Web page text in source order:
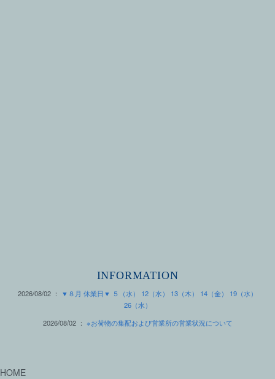
INFORMATION
2026/08/02 ：
▼８月 休業日▼ ５（水） 12（水） 13（木） 14（金） 19（水）
26（水）
2026/08/02 ： ※お荷物の集配および営業所の営業状況について
HOME